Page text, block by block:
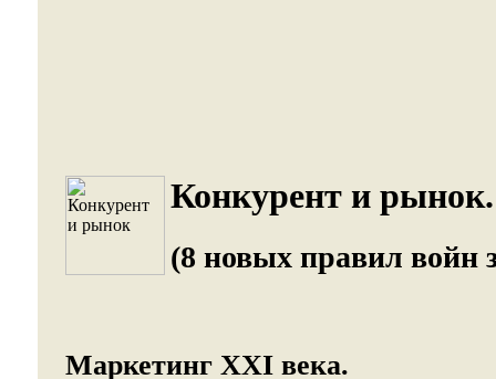
Конкурент и рынок.
(8 новых правил войн
Маркетинг XXI века.